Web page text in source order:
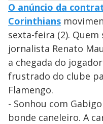
O anúncio da
Corinthians
sexta-feira (2).
jornalista Renato
a chegada do
frustrado do clube
Flamengo.
- Sonhou com
bonde caneleiro. A